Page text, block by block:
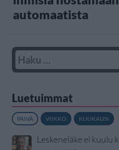
automaatista
Luetuimmat
PÄIVÄ VIIKKO KUUKAUSI
Leskeneläke ei kuulu